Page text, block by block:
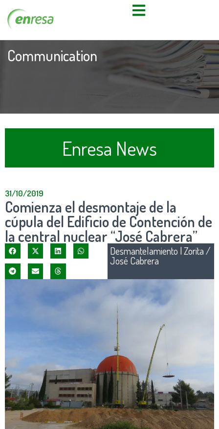
Communication
Enresa News
31/10/2019
Comienza el desmontaje de la
cúpula del Edificio de Contención de
la central nuclear “José Cabrera”
Desmantelamiento |Zorita /
José Cabrera